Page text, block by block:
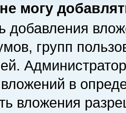
могу
добавления
групп
в
вложения